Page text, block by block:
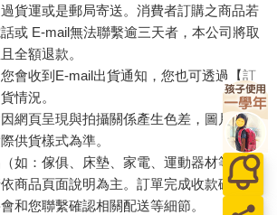
貨運或是郵局寄送。消費者訂購之商品若
或 E-mail無法聯繫逾三天者，本公司將取
全額退款。
會收到E-mail出貨通知，您也可透過【訂
情況。
網頁呈現與拍攝關係產生色差，圖片僅供
供貨樣式為準。
如：傢俱、床墊、家電、運動器材等）及
商品頁面說明為主。訂單完成收款確認
和您聯繫確認相關配送等細節。